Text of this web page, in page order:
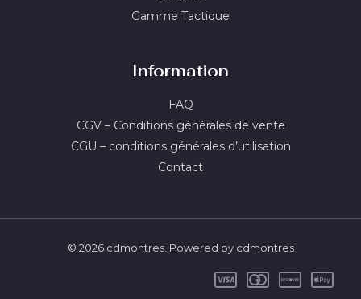
Gamme Tactique
Information
FAQ
CGV – Conditions générales de vente
CGU – conditions générales d’utilisation
Contact
© 2026 cdmontres. Powered by cdmontres